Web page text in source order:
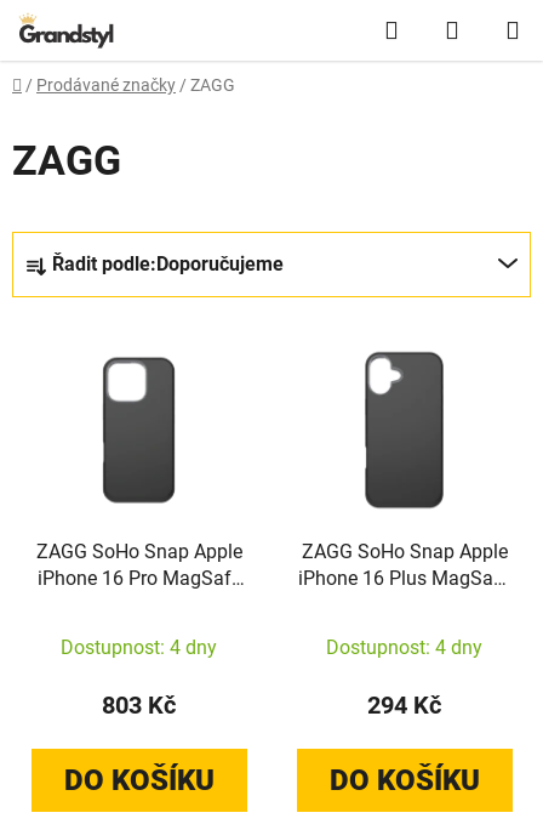
Přejít na obsah Hledat
Domů
/ Prodávané značky / ZAGG
ZAGG
Řazení produktů
Řadit podle:Doporučujeme
ZAGG SoHo Snap Apple
iPhone 16 Pro MagSafe
Dostupnost: 4 dny
803 Kč
DO KOŠÍKU
ZAGG SoHo Snap Apple
iPhone 16 Plus MagSafe
Dostupnost: 4 dny
294 Kč
DO KOŠÍKU